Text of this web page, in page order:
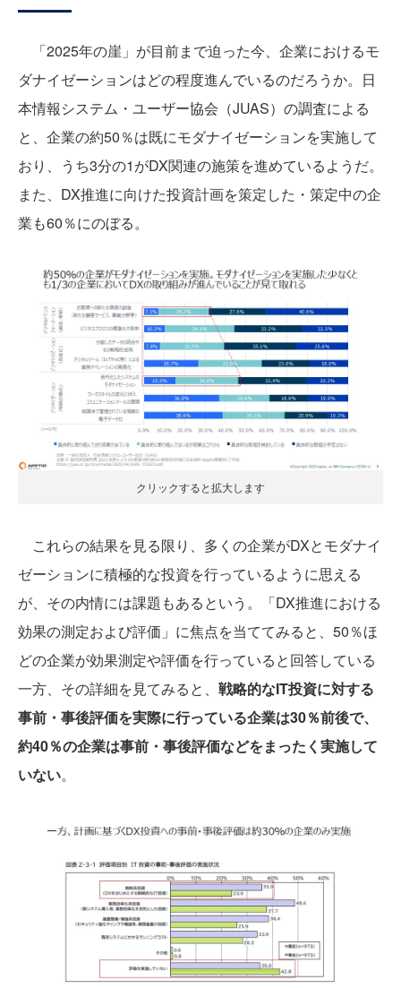
「2025年の崖」が目前まで迫った今、企業におけるモ
ダナイゼーションはどの程度進んでいるのだろうか。日
本情報システム・ユーザー協会（JUAS）の調査による
と、企業の約50％は既にモダナイゼーションを実施して
おり、うち3分の1がDX関連の施策を進めているようだ。
また、DX推進に向けた投資計画を策定した・策定中の企
業も60％にのぼる。
クリックすると拡大します
これらの結果を見る限り、多くの企業がDXとモダナイ
ゼーションに積極的な投資を行っているように思える
が、その内情には課題もあるという。「DX推進における
効果の測定および評価」に焦点を当ててみると、50％ほ
どの企業が効果測定や評価を行っていると回答している
一方、その詳細を見てみると、 戦略的なIT投資に対する
事前・事後評価を実際に行っている企業は30％前後で、
約40％の企業は事前・事後評価などをまったく実施して
いない。